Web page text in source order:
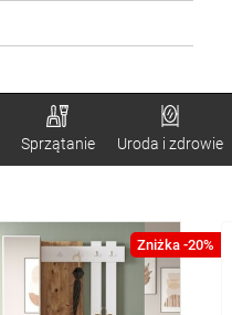
Sprzątanie Uroda i zdrowie
Zniżka -20%